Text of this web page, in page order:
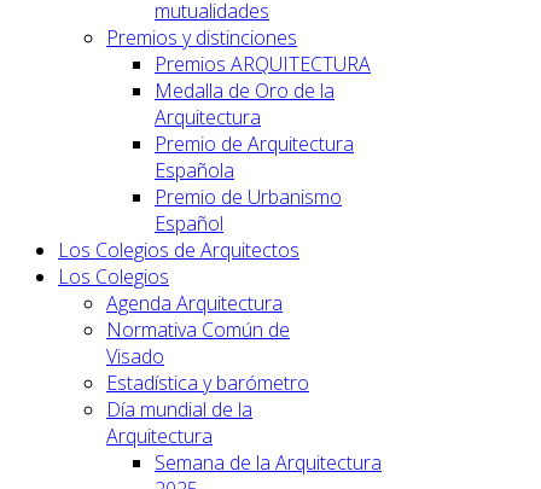
mutualidades
Premios y distinciones
Premios ARQUITECTURA
Medalla de Oro de la
Arquitectura
Premio de Arquitectura
Española
Premio de Urbanismo
Español
Los Colegios de Arquitectos
Los Colegios
Agenda Arquitectura
Normativa Común de
Visado
Estadística y barómetro
Día mundial de la
Arquitectura
Semana de la Arquitectura